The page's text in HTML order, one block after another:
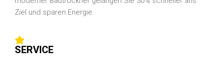
Ziel und sparen Energie.
SERVICE